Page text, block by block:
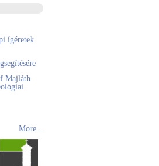
ígéretek
Majláth
More...